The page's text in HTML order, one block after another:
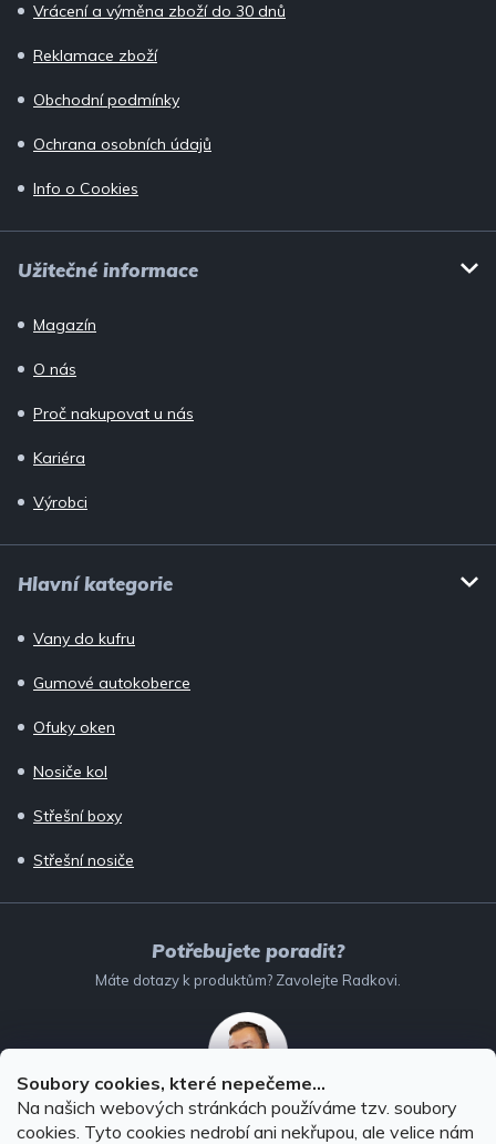
Soubory cookies, které nepečeme...
Na našich webových stránkách používáme tzv. soubory
cookies. Tyto cookies nedrobí ani nekřupou, ale velice nám
Vrácení a výměna zboží do 30 dnů
Reklamace zboží
Obchodní podmínky
Ochrana osobních údajů
Info o Cookies
Užitečné informace
Magazín
O nás
Proč nakupovat u nás
Kariéra
Výrobci
Hlavní kategorie
Vany do kufru
Gumové autokoberce
Ofuky oken
Nosiče kol
Střešní boxy
Střešní nosiče
Potřebujete poradit?
Máte dotazy k produktům? Zavolejte Radkovi.
732 147 896 (Po–Pá: 8–16:00)